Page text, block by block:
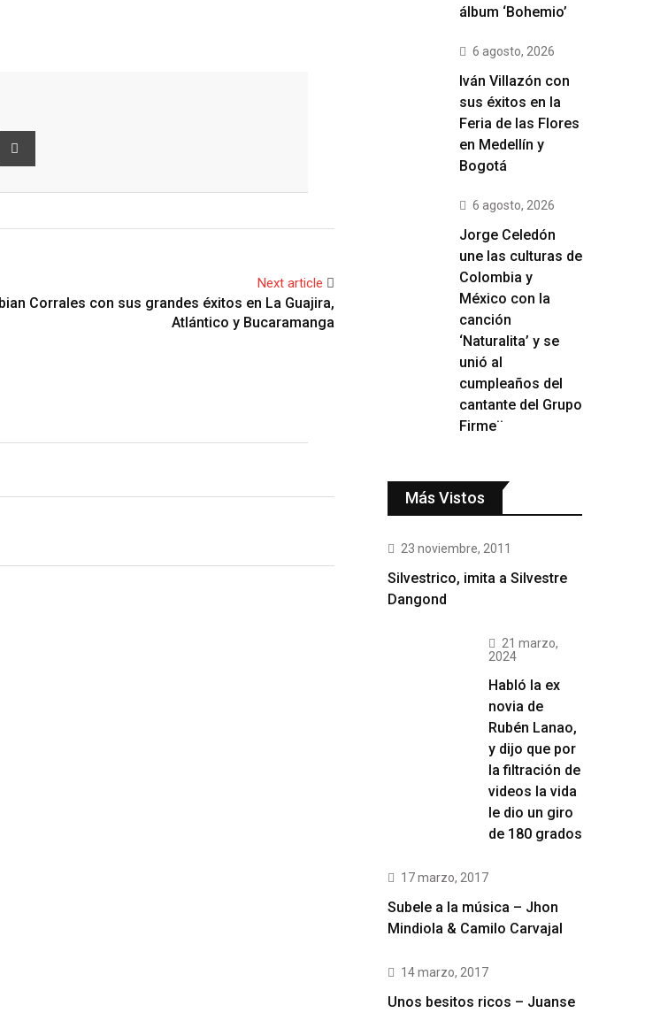
Next article
Corrales con sus grandes éxitos en La Guajira,
Atlántico y Bucaramanga
álbum ‘Bohemio’
6 agosto, 2026
Iván Villazón con
sus éxitos en la
Feria de las Flores
en Medellín y
Bogotá
6 agosto, 2026
Jorge Celedón
une las culturas de
Colombia y
México con la
canción
‘Naturalita’ y se
unió al
cumpleaños del
cantante del Grupo
Firme¨
Más Vistos
23 noviembre, 2011
Silvestrico, imita a Silvestre
Dangond
21 marzo,
2024
Habló la ex
novia de
Rubén Lanao,
y dijo que por
la filtración de
videos la vida
le dio un giro
de 180 grados
17 marzo, 2017
Subele a la música – Jhon
Mindiola & Camilo Carvajal
14 marzo, 2017
Unos besitos ricos – Juanse